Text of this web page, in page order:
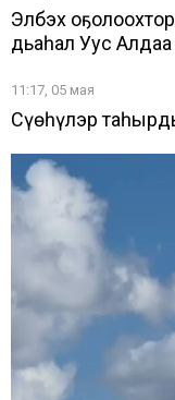
Элбэх
дьаһал Уус
11:17, 05 мая
Сүөһүлэр